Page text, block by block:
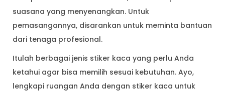
suasana yang menyenangkan. Untuk
pemasangannya, disarankan untuk meminta bantuan
dari tenaga profesional.
Itulah berbagai jenis stiker kaca yang perlu Anda
ketahui agar bisa memilih sesuai kebutuhan. Ayo,
lengkapi ruangan Anda dengan stiker kaca untuk